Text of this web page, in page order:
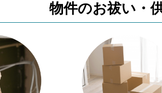
物件のお祓い・